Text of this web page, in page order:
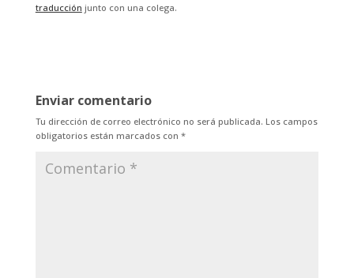
traducción junto con una colega.
Enviar comentario
Tu dirección de correo electrónico no será publicada. Los campos
obligatorios están marcados con *